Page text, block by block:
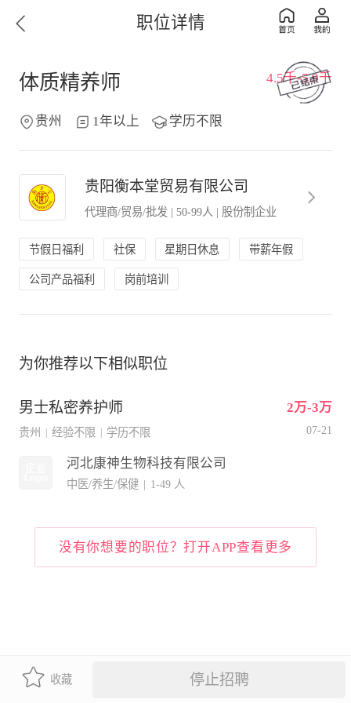
职位详情
体质精养师 4.5千-5.9千
贵州 1年以上 学历不限
贵阳衡本堂贸易有限公司
代理商/贸易/批发 | 50-99人 | 股份制企业
节假日福利 社保 星期日休息 带薪年假
公司产品福利 岗前培训
为你推荐以下相似职位
男士私密养护师 2万-3万
贵州 | 经验不限 | 学历不限 07-21
河北康神生物科技有限公司
中医/养生/保健 | 1-49 人
没有你想要的职位？打开APP查看更多
收藏 停止招聘